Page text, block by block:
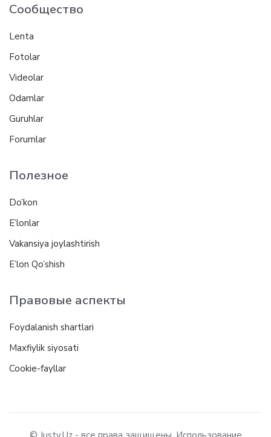
Сообщество
Lenta
Fotolar
Videolar
Odamlar
Guruhlar
Forumlar
Полезное
Do’kon
E’lonlar
Vakansiya joylashtirish
E’lon Qo’shish
Правовые аспекты
Foydalanish shartlari
Maxfiylik siyosati
Cookie-fayllar